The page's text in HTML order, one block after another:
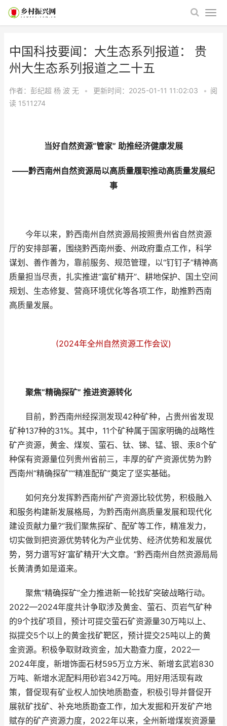
中国科技要闻：大生态系列报道： 贵
州大生态系列报道之二十五
作者：彭纪超 杨 波 无 • 更新时间：2025-01-11 11:02:03 • 阅
读 1511274
当好自然资源“管家” 助推经济健康发展
——黔西南州自然资源局以高质量履职推动高质量发展纪
事
今年以来，黔西南州自然资源局按照贵州省自然资源
厅的安排部署，围绕黔西南州委、州政府重点工作，科学
谋划、善作善为，靠前服务、规范管理，以“钉钉子”精神高
质量担当尽责，扎实推进“富矿精开”、耕地保护、国土空间
规划、生态修复、营商环境优化等各项工作，助推黔西南
高质量发展。
(2024年全州自然资源工作会议)
聚焦“精确探矿” 推进资源转化
目前，黔西南州经探测发现42种矿种，占贵州省发现
矿种137种的31%。其中，11个矿种属于国家明确的战略性
矿产资源，黄金、煤炭、萤石、钛、锑、锰、银、汞8个矿
种保有资源量位列贵州省前三，丰厚的矿产资源优势为黔
西南州“精确探矿”“精准配矿”奠定了坚实基础。
如何充分发挥黔西南州矿产资源比较优势，积极融入
和服务构建新发展格局，为黔西南州高质量发展和现代化
建设贡献力量?“我们聚焦探矿、配矿等工作，精准发力，
切实做到把资源优势转化为产业优势、经济优势和发展优
势，努力谱写好‘富矿精开’大文章。”黔西南州自然资源局局
长黄清勇如是道来。
聚焦“精确探矿”全力推进新一轮找矿突破战略行动。
2022—2024年度共计争取涉及黄金、萤石、页岩气矿种
的9个找矿项目，预计可提交萤石矿资源量30万吨以上、
拟提交5个以上的黄金找矿靶区，预计提交25吨以上的黄
金资源。积极争取财政资金，加大勘查力度，2022—
2024年度，新增饰面石材595万立方米、新增玄武岩830
万吨、新增水泥配料用砂岩342万吨。用好用活现有政
策，督促现有矿业权人加快地质勘查，积极引导并督促开
展就矿找矿、补充地质勘查工作，加大发掘和开发矿产地
赋存的矿产资源力度，2022年以来，全州新增煤炭资源量